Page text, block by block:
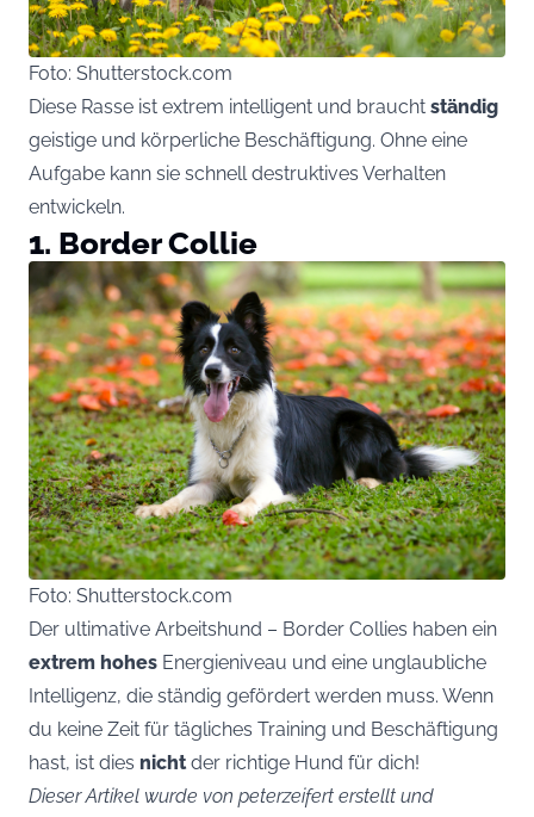
Foto: Shutterstock.com
Diese Rasse ist extrem intelligent und braucht ständig
geistige und körperliche Beschäftigung. Ohne eine
Aufgabe kann sie schnell destruktives Verhalten
entwickeln.
1. Border Collie
Foto: Shutterstock.com
Der ultimative Arbeitshund – Border Collies haben ein
extrem hohes Energieniveau und eine unglaubliche
Intelligenz, die ständig gefördert werden muss. Wenn
du keine Zeit für tägliches Training und Beschäftigung
hast, ist dies nichtder richtige Hund für dich!
Dieser Artikel wurde von peterzeifert erstellt und